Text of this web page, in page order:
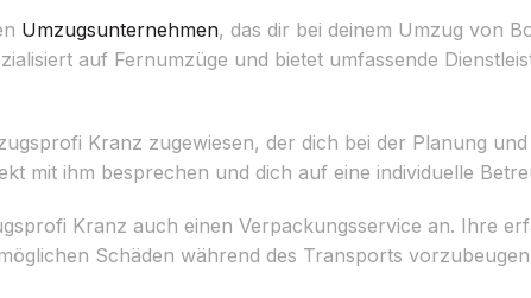
Umzugsunternehmen, das dir bei deinem Umzug von
auf Fernumzüge und bietet umfassende
Kranz zugewiesen, der dich bei der Planung
mit ihm besprechen und dich auf eine individuelle
Kranz auch einen Verpackungsservice an. Ihre
Schäden während des Transports